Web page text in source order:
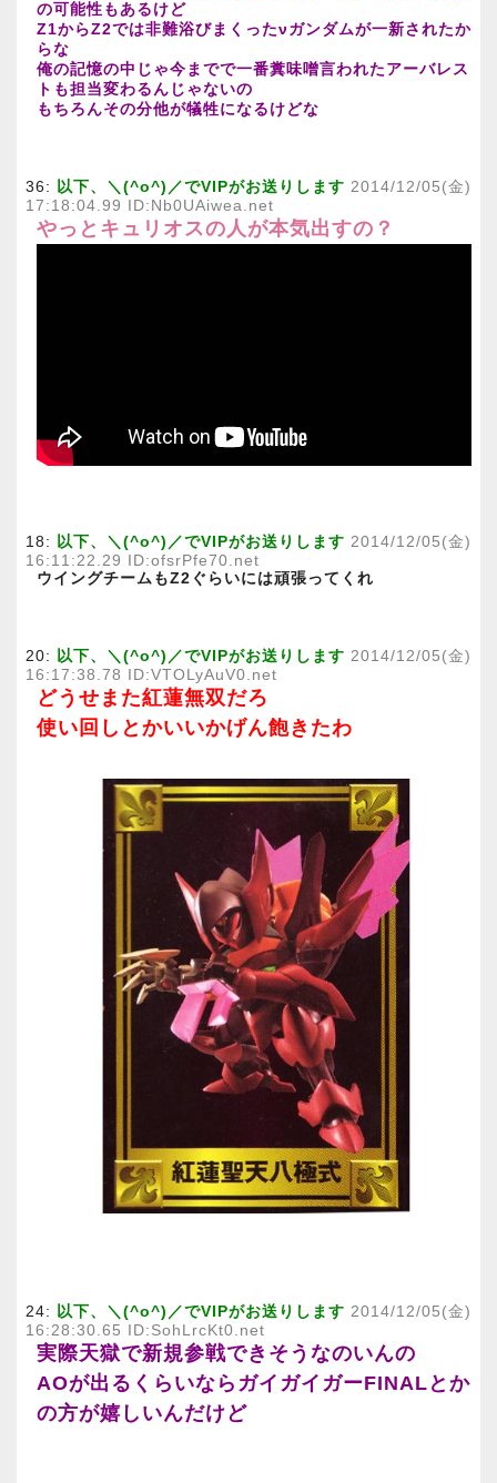
の可能性もあるけど
Z1からZ2では非難浴びまくったνガンダムが一新されたか
らな
俺の記憶の中じゃ今までで一番糞味噌言われたアーバレス
トも担当変わるんじゃないの
もちろんその分他が犠牲になるけどな
36: 以下、＼(^o^)／でVIPがお送りします 2014/12/05(金)
17:18:04.99 ID:Nb0UAiwea.net
やっとキュリオスの人が本気出すの？
18: 以下、＼(^o^)／でVIPがお送りします 2014/12/05(金)
16:11:22.29 ID:ofsrPfe70.net
ウイングチームもZ2ぐらいには頑張ってくれ
20: 以下、＼(^o^)／でVIPがお送りします 2014/12/05(金)
16:17:38.78 ID:VTOLyAuV0.net
どうせまた紅蓮無双だろ
使い回しとかいいかげん飽きたわ
24: 以下、＼(^o^)／でVIPがお送りします 2014/12/05(金)
16:28:30.65 ID:SohLrcKt0.net
実際天獄で新規参戦できそうなのいんの
AOが出るくらいならガイガイガーFINALとか
の方が嬉しいんだけど